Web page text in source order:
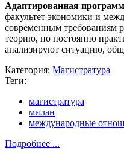
Адаптированная
факультет экономики и
современным требованиям
теорию, но постоянно
анализируют ситуацию,
Категория: Магистратура
Теги:
магистратура
милан
международные
Подробнее ...